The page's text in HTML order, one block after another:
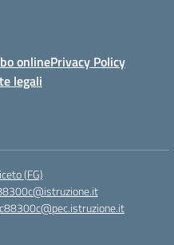
onlinePrivacy Policy
legali
(FG)